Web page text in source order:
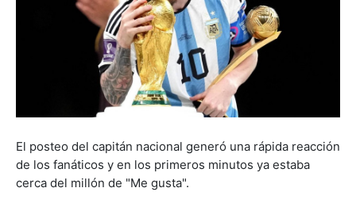
El posteo del capitán nacional generó una rápida reacción
de los fanáticos y en los primeros minutos ya estaba
cerca del millón de "Me gusta".